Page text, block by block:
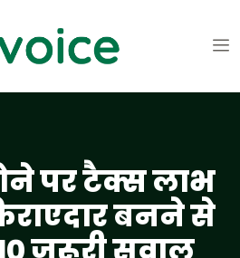
पर टैक्स लाभ
बनने से